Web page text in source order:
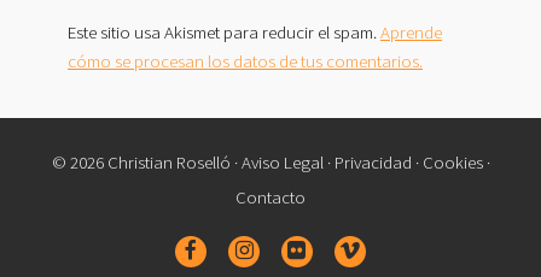
Este sitio usa Akismet para reducir el spam. Aprende
cómo se procesan los datos de tus comentarios.
© 2026 Christian Roselló ·Aviso Legal· Privacidad · Cookies·
Contacto